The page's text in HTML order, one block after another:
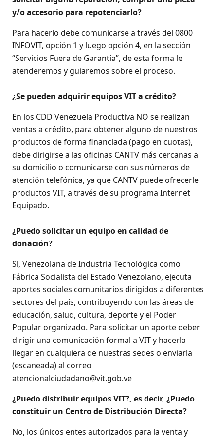
y/o accesorio para repotenciarlo?
Para hacerlo debe comunicarse a través del 0800
INFOVIT, opción 1 y luego opción 4, en la sección
“Servicios Fuera de Garantía”, de esta forma le
atenderemos y guiaremos sobre el proceso.
¿Se pueden adquirir equipos VIT a crédito?
En los CDD Venezuela Productiva NO se realizan
ventas a crédito, para obtener alguno de nuestros
productos de forma financiada (pago en cuotas),
debe dirigirse a las oficinas CANTV más cercanas a
su domicilio o comunicarse con sus números de
atención telefónica, ya que CANTV puede ofrecerle
productos VIT, a través de su programa Internet
Equipado.
¿Puedo solicitar un equipo en calidad de
donación?
Sí, Venezolana de Industria Tecnológica como
Fábrica Socialista del Estado Venezolano, ejecuta
aportes sociales comunitarios dirigidos a diferentes
sectores del país, contribuyendo con las áreas de
educación, salud, cultura, deporte y el Poder
Popular organizado. Para solicitar un aporte deber
dirigir una comunicación formal a VIT y hacerla
llegar en cualquiera de nuestras sedes o enviarla
(escaneada) al correo
atencionalciudadano@vit.gob.ve
¿Puedo distribuir equipos VIT?, es decir, ¿Puedo
constituir un Centro de Distribución Directa?
No, los únicos entes autorizados para la venta y